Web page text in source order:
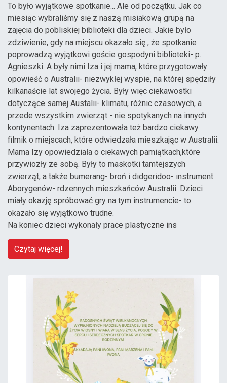
To było wyjątkowe spotkanie... Ale od początku. Jak co
miesiąc wybraliśmy się z naszą misiakową grupą na
zajęcia do pobliskiej biblioteki dla dzieci. Jakie było
zdziwienie, gdy na miejscu okazało się , że spotkanie
poprowadzą wyjątkowi goście gospodyni biblioteki- p.
Agnieszki. A były nimi Iza i jej mama, które przygotowały
opowieść o Australii- niezwykłej wyspie, na której spędziły
kilkanaście lat swojego życia. Były więc ciekawostki
dotyczące samej Austalii- klimatu, różnic czasowych, a
przede wszystkim zwierząt - nie spotykanych na innych
kontynentach. Iza zaprezentowała też bardzo ciekawy
filmik o miejscach, które odwiedzała mieszkając w Australii.
Mama Izy opowiedziała o ciekawych pamiątkach,które
przywiozły ze sobą. Były to maskotki tamtejszych
zwierząt, a także bumerang- broń i didgeridoo- instrument
Aborygenów- rdzennych mieszkańców Australii. Dzieci
miały okazję spróbować gry na tym instrumencie- to
okazało się wyjątkowo trudne.
Na koniec dzieci wykonały prace plastyczne ins
Czytaj więcej!